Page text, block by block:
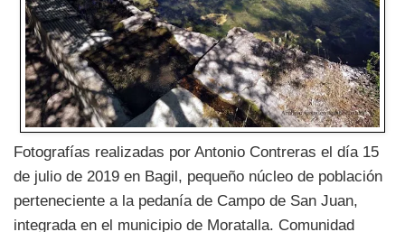
Fotografías realizadas por Antonio Contreras el día 15
de julio de 2019 en Bagil, pequeño núcleo de población
perteneciente a la pedanía de Campo de San Juan,
integrada en el municipio de Moratalla. Comunidad